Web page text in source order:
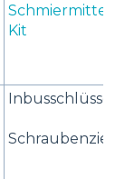
Schmiermittel-
Kit
Inbusschlüssel